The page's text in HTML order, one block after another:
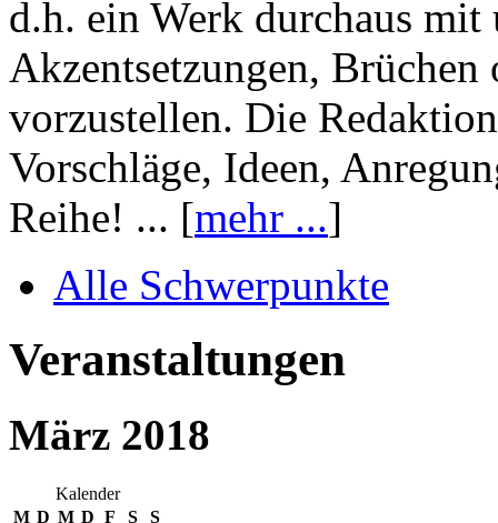
d.h. ein Werk durchaus mit
Akzentsetzungen, Brüchen
vorzustellen. Die
Vorschläge, Ideen,
Reihe! ... [mehr ...]
Alle Schwerpunkte
Veranstaltungen
März 2018
Kalender
M D M D F S
S